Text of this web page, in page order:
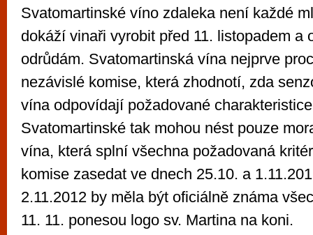
Svatomartinské víno zdaleka není každé
dokáží vinaři vyrobit před 11. listopadem a
odrůdám. Svatomartinská vína nejprve
nezávislé komise, která zhodnotí, zda
vína odpovídají požadované
Svatomartinské tak mohou nést pouze
vína, která splní všechna požadovaná
komise zasedat ve dnech 25.10. a
2.11.2012 by měla být oficiálně známa
11. 11. ponesou logo sv. Martina na koni.